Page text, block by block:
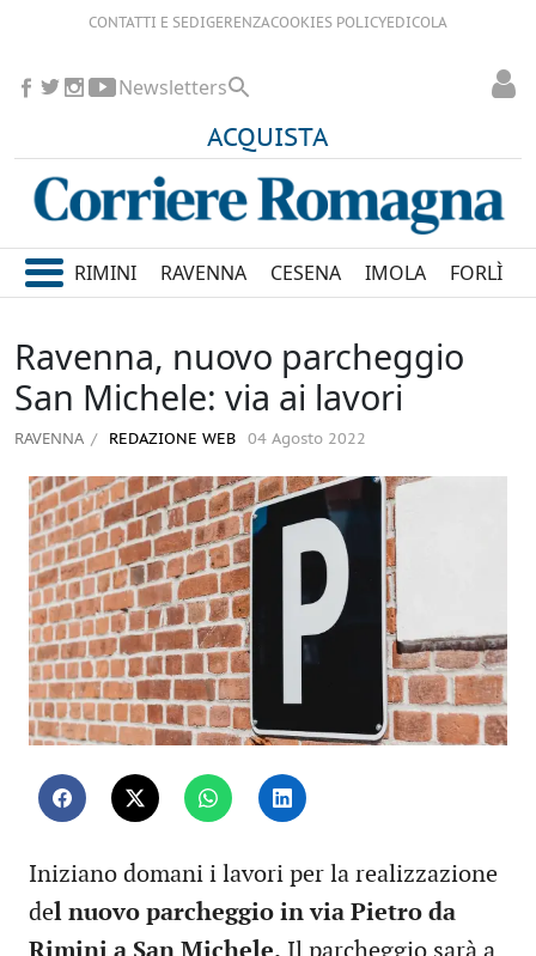
CONTATTI E SEDIGERENZACOOKIES POLICYEDICOLA
ACQUISTA
Newsletters
RIMINI RAVENNA CESENA IMOLA FORLÌ
Ravenna, nuovo parcheggio
San Michele: via ai lavori
RAVENNA REDAZIONE WEB 04 Agosto 2022
Iniziano domani i lavori per la realizzazione
del nuovo parcheggio in via Pietro da